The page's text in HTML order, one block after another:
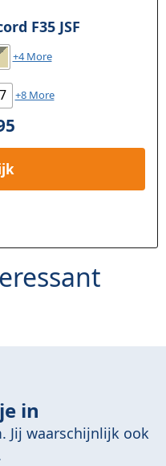
F35 JSF
+4 More
+8 More
in
Jij waarschijnlijk ook